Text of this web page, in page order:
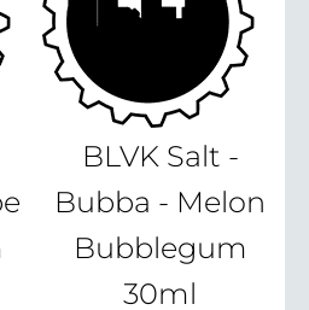
BLVK Salt -
Bubba - Melon
Bubblegum
30ml